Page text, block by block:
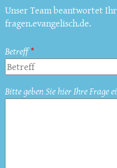
Unser Team beantwortet
fragen.evangelisch.de.
Betreff
Bitte geben Sie hier Ihre Frage